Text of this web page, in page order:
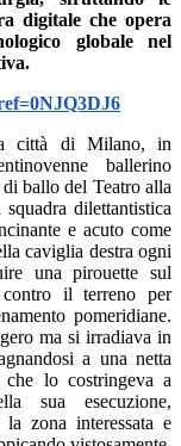
digitale che opera
globale nel
città di Milano, in
ballerino
ballo del Teatro alla
dilettantistica
e acuto come
caviglia destra ogni
una pirouette sul
il terreno per
pomeridiane.
ma si irradiava in
a una netta
che lo costringeva a
sua esecuzione,
la zona interessata e